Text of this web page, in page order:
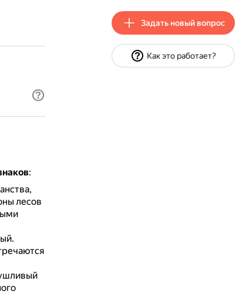
:
лесов
Задать новый вопрос
Как это работает?